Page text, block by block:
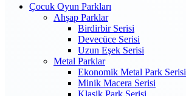
Çocuk Oyun Parkları
Ahşap Parklar
Birdirbir Serisi
Devecüce Serisi
Uzun Eşek Serisi
Metal Parklar
Ekonomik Metal Park Serisi
Minik Macera Serisi
Klasik Park Serisi